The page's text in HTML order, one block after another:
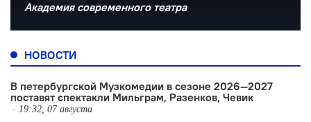
Академия современного театра
НОВОСТИ
В петербургской Музкомедии в сезоне 2026—2027
поставят спектакли Мильграм, Разенков, Чевик
19:32, 07 августа